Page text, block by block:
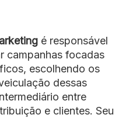
é responsável
campanhas focadas
escolhendo os
dessas
entre
e clientes. Seu